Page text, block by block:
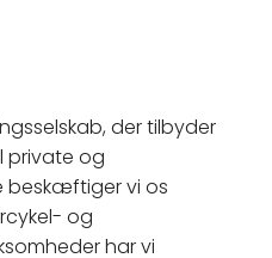
der tilbyder
private og
beskæftiger vi os
og
har vi